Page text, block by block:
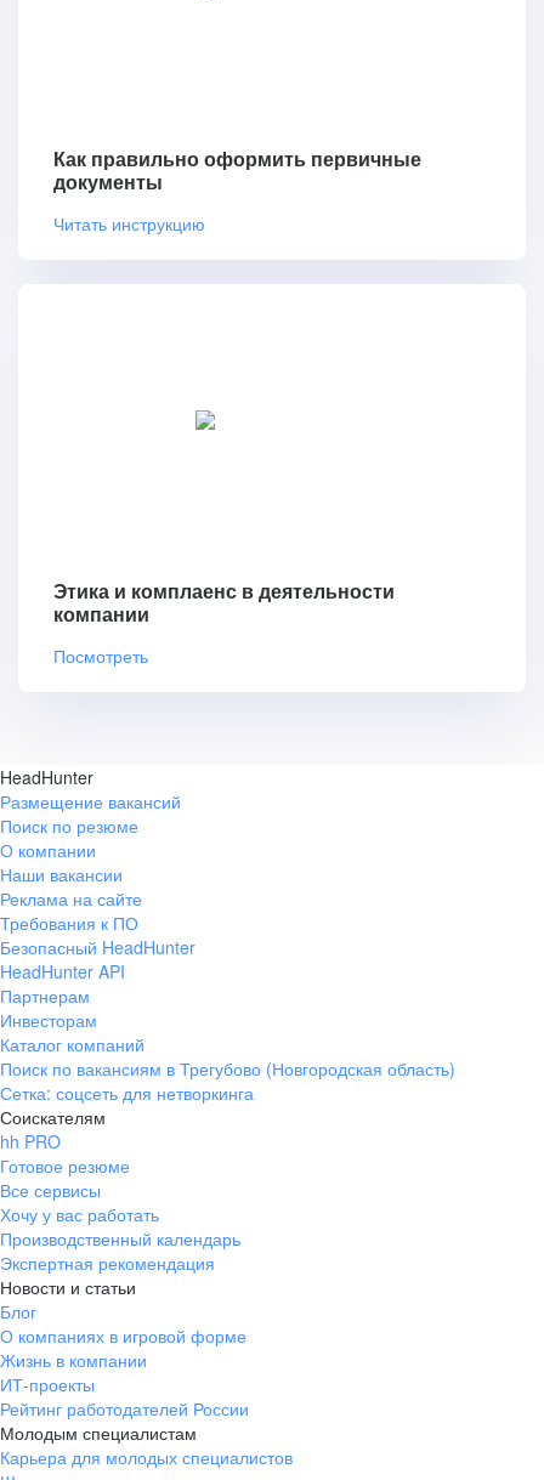
Как правильно оформить первичные
документы
Читать инструкцию
Этика и комплаенс в деятельности
компании
Посмотреть
HeadHunter
Размещение вакансий
Поиск по резюме
О компании
Наши вакансии
Реклама на сайте
Требования к ПО
Безопасный HeadHunter
HeadHunter API
Партнерам
Инвесторам
Каталог компаний
Поиск по вакансиям в Трегубово (Новгородская область)
Сетка: соцсеть для нетворкинга
Соискателям
hh PRO
Готовое резюме
Все сервисы
Хочу у вас работать
Производственный календарь
Экспертная рекомендация
Новости и статьи
Блог
О компаниях в игровой форме
Жизнь в компании
ИТ-проекты
Рейтинг работодателей России
Молодым специалистам
Карьера для молодых специалистов